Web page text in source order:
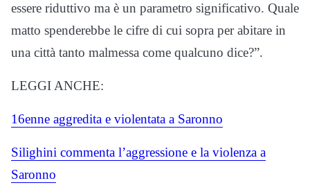
essere riduttivo ma è un parametro significativo. Quale
matto spenderebbe le cifre di cui sopra per abitare in
una città tanto malmessa come qualcuno dice?”.
LEGGI ANCHE:
16enne aggredita e violentata a Saronno
Silighini commenta l’aggressione e la violenza a
Saronno